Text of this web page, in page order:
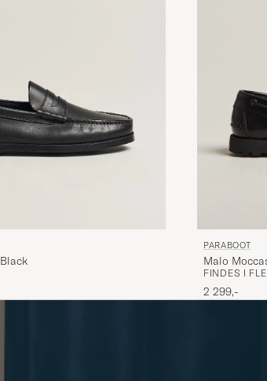
PARABOOT
Malo
FINDES I
2 299,-